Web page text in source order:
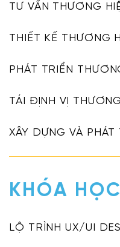
TƯ VẤN THƯƠNG
THIẾT KẾ THƯƠNG
PHÁT TRIỂN
TÁI ĐỊNH VỊ
XÂY DỰNG VÀ
KHÓA HỌC
LỘ TRÌNH UX/UI